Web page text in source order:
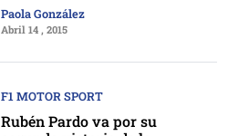
Paola González
Abril 14 , 2015
F1 MOTOR SPORT
Rubén Pardo va por su